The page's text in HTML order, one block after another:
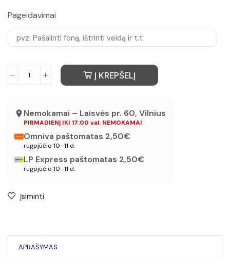
Pageidavimai
Į KREPŠELĮ
Nemokamai – Laisvės pr. 60, Vilnius
PIRMADIENĮ IKI 17:00 val. NEMOKAMAI
Omniva paštomatas 2,50€
rugpjūčio 10–11 d.
LP Express paštomatas 2,50€
rugpjūčio 10–11 d.
Įsiminti
APRAŠYMAS